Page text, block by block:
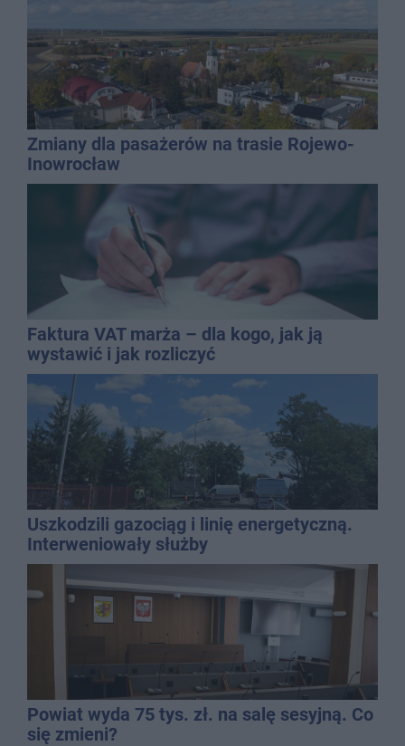
Zmiany dla pasażerów na trasie Rojewo-
Inowrocław
Faktura VAT marża – dla kogo, jak ją
wystawić i jak rozliczyć
Uszkodzili gazociąg i linię energetyczną.
Interweniowały służby
Powiat wyda 75 tys. zł. na salę sesyjną. Co
się zmieni?